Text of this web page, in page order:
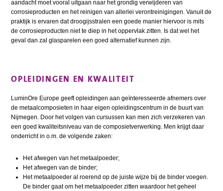
aandacht moet vooral uitgaan naar het grondig verwijderen van
corrosieproducten en het reinigen van allerlei verontreinigingen. Vanuit de
praktijk is ervaren dat droogijsstralen een goede manier hiervoor is mits
de corrosieproducten niet te diep in het oppervlak zitten. Is dat wel het
geval dan zal glasparelen een goed alternatief kunnen zijn.
OPLEIDINGEN EN KWALITEIT
LuminOre Europe geeft opleidingen aan geïnteresseerde afnemers over
de metaalcomposieten in haar eigen opleidingscentrum in de buurt van
Nijmegen. Door het volgen van cursussen kan men zich verzekeren van
een goed kwaliteitsniveau van de composietverwerking. Men krijgt daar
onderricht in o.m. de volgende zaken:
Het afwegen van het metaalpoeder;
Het afwegen van de binder;
Het metaalpoeder al roerend op de juiste wijze bij de binder voegen.
De binder gaat om het metaalpoeder zitten waardoor het geheel